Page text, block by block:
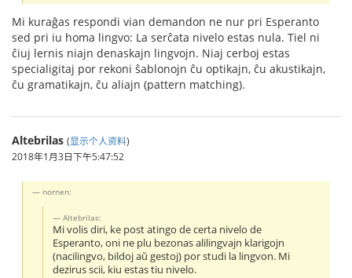
Mi kuraĝas respondi vian demandon ne nur pri Esperanto
sed pri iu homa lingvo: La serĉata nivelo estas nula. Tiel ni
ĉiuj lernis niajn denaskajn lingvojn. Niaj cerboj estas
specialigitaj por rekoni ŝablonojn ĉu optikajn, ĉu akustikajn,
ĉu gramatikajn, ĉu aliajn (pattern matching).
Altebrilas (显示个人资料)
2018年1月3日下午5:47:52
nornen:
Altebrilas:
Mi volis diri, ke post atingo de certa nivelo de
Esperanto, oni ne plu bezonas alilingvajn klarigojn
(nacilingvo, bildoj aŭ gestoj) por studi la lingvon. Mi
dezirus scii, kiu estas tiu nivelo.